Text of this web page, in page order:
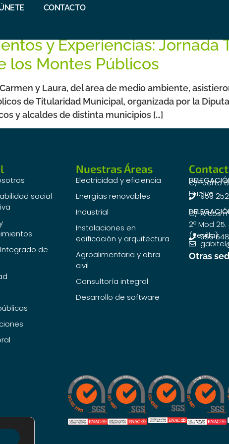
CONTACTO
y Experiencias: Jornada
los Montes Públicos
y Laura, del área de medio ambiente,
de Titularidad Municipal, organizada por la
y alcaldes de distinta municipios […]
social
de
Nuestras Áreas
Electricidad y eficiencia
Energías renovables
Industrial
Instalaciones en
edificación y arquitectura
Agroalimentaria y obra
civil
Consultoría integral
Desarrollo de software
C/Puerto
Huelva
959
C/ Arcos
2º Mod
(Sevilla)
955
Otras